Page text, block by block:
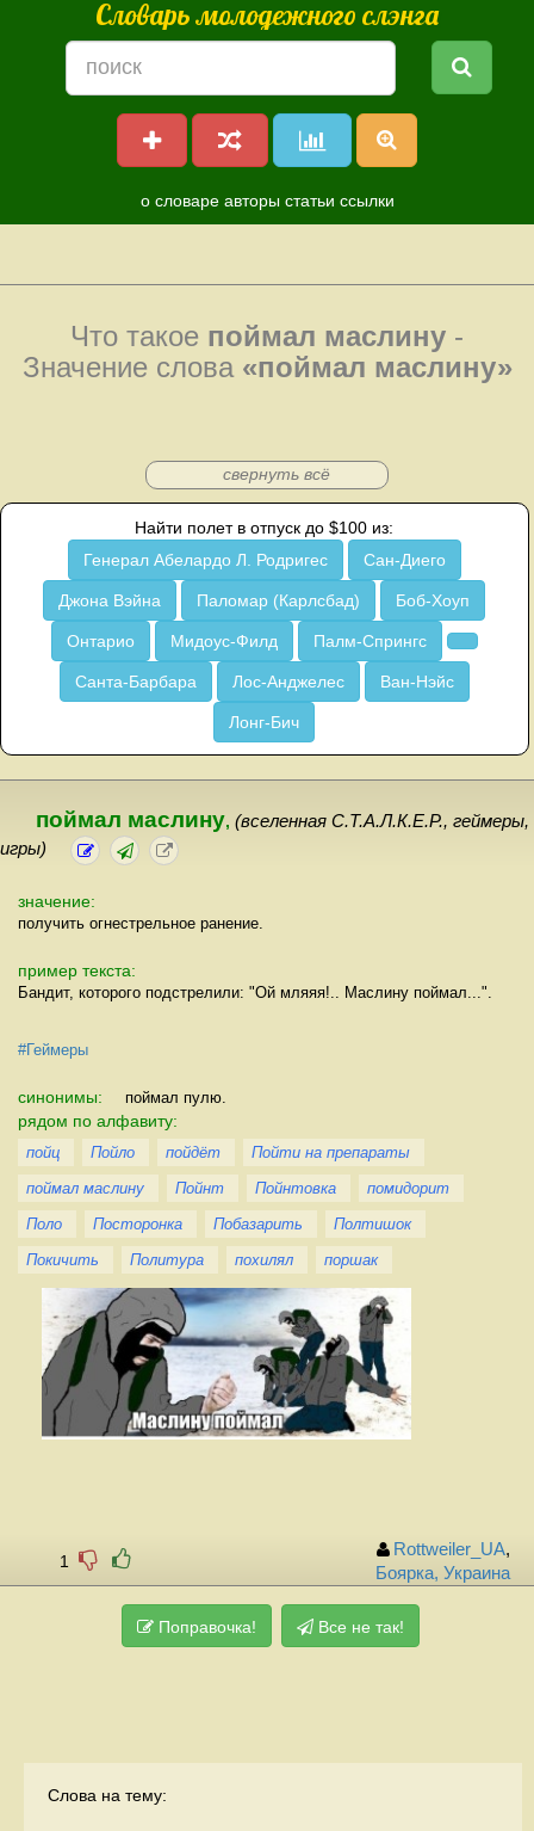
Словарь молодежного слэнга
о словаре авторы статьи ссылки
Что такое поймал маслину -
Значение слова «поймал маслину»
свернуть всё
Найти полет в отпуск до $100 из:
Генерал Абелардо Л. Родригес
Сан-Диего
Джона Вэйна Паломар (Карлсбад) Боб-Хоуп
Онтарио Мидоус-Филд Палм-Спрингс
Санта-Барбара Лос-Анджелес Ван-Нэйс
Лонг-Бич
поймал маслину, (вселенная С.Т.А.Л.К.Е.Р., геймеры,
игры)
значение:
получить огнестрельное ранение.
пример текста:
Бандит, которого подстрелили: "Ой мляяя!.. Маслину поймал...".
#Геймеры
синонимы: поймал пулю.
рядом по алфавиту:
пойц Пойло пойдёт
Пойти на препараты
поймал маслину
Пойнт Пойнтовка
помидорит
Поло
Посторонка Побазарить
Полтишок
Покичить
Политура похилял поршак
1
Rottweiler_UA,
Боярка, Украина
Поправочка! Все не так!
Слова на тему: